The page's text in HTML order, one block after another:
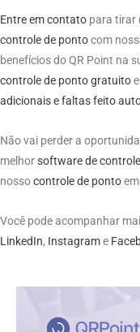
Entre em contato para tirar
controlede pontocom
benefícios do QR Point na
controle de ponto gratuito
adicionais e faltas feito
Não vai perder a
melhorsoftware de
nossocontrole de ponto
Você pode acompanhar
LinkedIn, Instagrame